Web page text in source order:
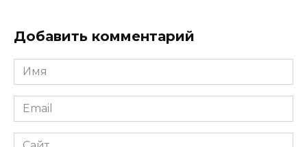
Добавить комментарий
Имя
*
Email
*
Сайт